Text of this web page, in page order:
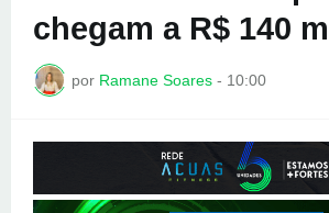
chegam a R$ 140
por Ramane Soares - 10:00